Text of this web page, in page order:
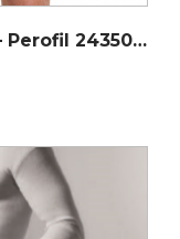
T-SHIRT X-TOUCH – Perofil 24350 #ultimi pezzi